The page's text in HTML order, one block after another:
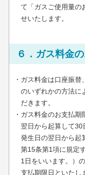
て「ガスご使用量の
せいたします。
６．ガス料金
・ガス料金は口座振
のいずれかの方法に
だきます。
・ガス料金のお支払
翌日から起算して
発生日の翌日から起
第15条第1項に規定
1日をいいます。）
支払期限日といたし